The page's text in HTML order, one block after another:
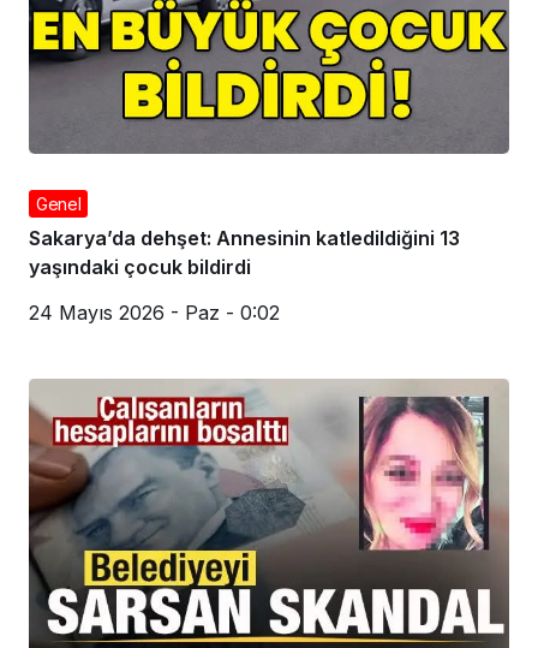
Genel
Sakarya’da dehşet: Annesinin katledildiğini 13
yaşındaki çocuk bildirdi
24 Mayıs 2026 - Paz - 0:02